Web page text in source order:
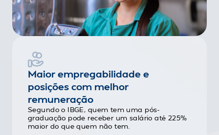
Maior empregabilidade e
posições com melhor
remuneração
Segundo o IBGE, quem tem uma pós-
graduação pode receber um salário até 225%
maior do que quem não tem.